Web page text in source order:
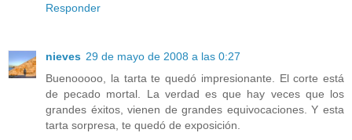
Responder
nieves 29 de mayo de 2008 a las 0:27
Buenooooo, la tarta te quedó impresionante. El corte está
de pecado mortal. La verdad es que hay veces que los
grandes éxitos, vienen de grandes equivocaciones. Y esta
tarta sorpresa, te quedó de exposición.